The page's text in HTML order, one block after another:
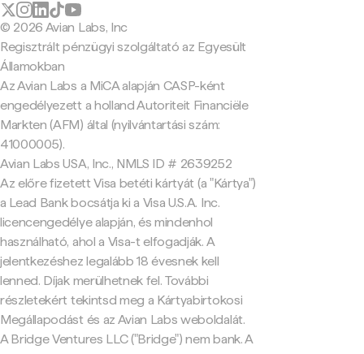
© 2026 Avian Labs, Inc
Regisztrált pénzügyi szolgáltató az Egyesült
Államokban
Az Avian Labs a MiCA alapján CASP-ként
engedélyezett a holland Autoriteit Financiële
Markten (AFM) által (nyilvántartási szám:
41000005).
Avian Labs USA, Inc., NMLS ID # 2639252
Az előre fizetett Visa betéti kártyát (a "Kártya")
a Lead Bank bocsátja ki a Visa U.S.A. Inc.
licencengedélye alapján, és mindenhol
használható, ahol a Visa-t elfogadják. A
jelentkezéshez legalább 18 évesnek kell
lenned. Díjak merülhetnek fel. További
részletekért tekintsd meg a Kártyabirtokosi
Megállapodást és az Avian Labs weboldalát.
A Bridge Ventures LLC ("Bridge") nem bank. A